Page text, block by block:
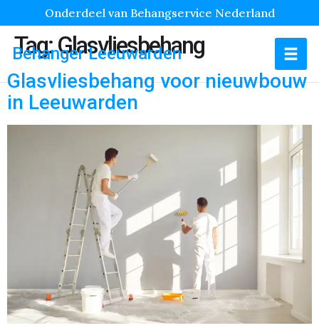
Onderdeel van Behangservice Nederland
Behanger Leeuwarden
Tag:Glasvliesbehang
Glasvliesbehang voor nieuwbouw
in Leeuwarden